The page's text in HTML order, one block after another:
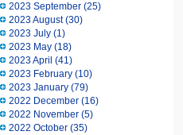
2023 September (25)
2023 August(30)
2023 July (1)
2023 May (18)
2023 April (41)
2023 February (10)
2023 January (79)
2022 December (16)
2022 November (5)
2022 October (35)